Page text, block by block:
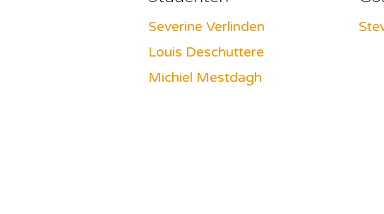
Severine Verlinden
Louis Deschuttere
Michiel Mestdagh